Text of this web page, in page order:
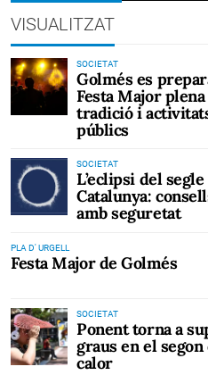
VISUALITZAT
SOCIETAT
Golmés es
Festa Major
tradició i
públics
SOCIETAT
L’eclipsi del
Catalunya:
amb seguretat
PLA D' URGELL
Festa Major de Golmés
SOCIETAT
Ponent torna a
graus en el segon
calor